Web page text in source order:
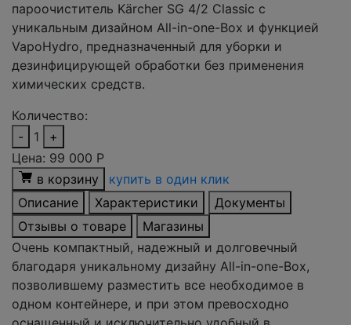
пароочиститель Kärcher SG 4/2 Classic с
уникальным дизайном All-in-one-Box и функцией
VapoHydro, предназначенный для уборки и
дезинфицирующей обработки без применения
химических средств.
Количество:
-
1
+
Цена: 99 000 Р
в корзину
купить в один клик
Описание
Характеристики
Документы
Отзывы о товаре
Магазины
Очень компактный, надежный и долговечный
благодаря уникальному дизайну All-in-one-Box,
позволившему разместить все необходимое в
одном контейнере, и при этом превосходно